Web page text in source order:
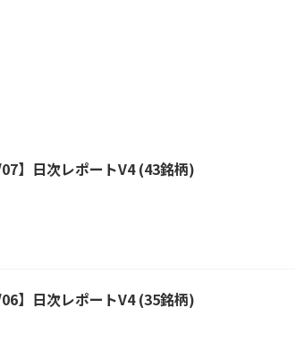
】日次レポートV4 (43銘柄)
】日次レポートV4 (35銘柄)